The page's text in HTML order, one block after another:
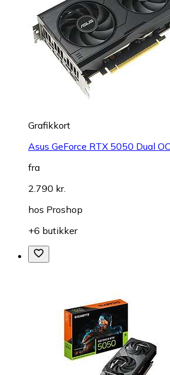
Grafikkort
Asus GeForce RTX 5050 Dual
fra
2.790 kr.
hos Proshop
+6 butikker